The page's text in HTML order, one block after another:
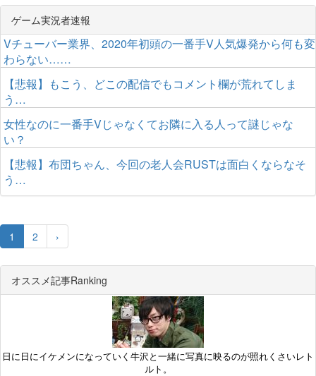
ゲーム実況者速報
Vチューバー業界、2020年初頭の一番手V人気爆発から何も変
わらない……
【悲報】もこう、どこの配信でもコメント欄が荒れてしま
う…
女性なのに一番手Vじゃなくてお隣に入る人って謎じゃな
い？
【悲報】布団ちゃん、今回の老人会RUSTは面白くならなそ
う…
1 2 ›
オススメ記事Ranking
日に日にイケメンになっていく牛沢と一緒に写真に映るのが照れくさいレト
ルト。